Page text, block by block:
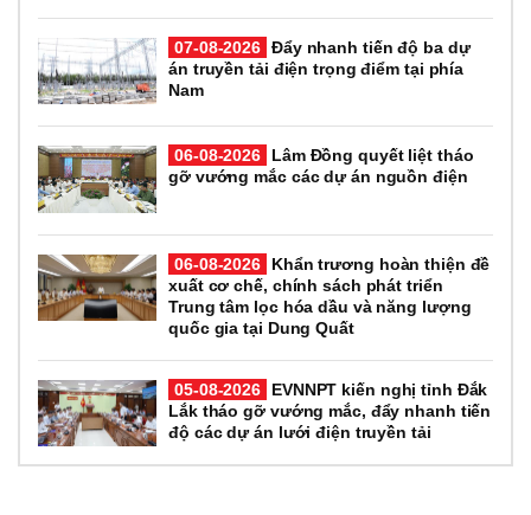
07-08-2026 Đẩy nhanh tiến độ ba dự
án truyền tải điện trọng điểm tại phía
Nam
06-08-2026
Lâm Đồng quyết liệt tháo
gỡ vướng mắc các dự án nguồn điện
06-08-2026
Khẩn trương hoàn thiện đề
xuất cơ chế, chính sách phát triển
Trung tâm lọc hóa dầu và năng lượng
quốc gia tại Dung Quất
05-08-2026
EVNNPT kiến nghị tỉnh Đắk
Lắk tháo gỡ vướng mắc, đẩy nhanh tiến
độ các dự án lưới điện truyền tải